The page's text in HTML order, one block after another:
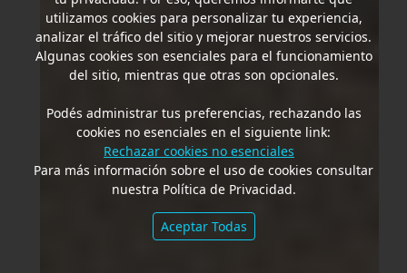
utilizamos cookies para personalizar tu experiencia,
analizar el tráfico del sitio y mejorar nuestros servicios.
Algunas cookies son esenciales para el funcionamiento
del sitio, mientras que otras son opcionales.
Podés administrar tus preferencias, rechazando las
cookies no esenciales en el siguiente link:
Rechazar cookies no esenciales
Para más información sobre el uso de cookies consultar
nuestra Política de Privacidad.
Aceptar Todas